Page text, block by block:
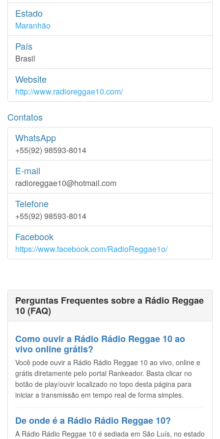
Estado
Maranhão
País
Brasil
Website
http://www.radioreggae10.com/
Contatos
WhatsApp
+55(92) 98593-8014
E-mail
radioreggae10@hotmail.com
Telefone
+55(92) 98593-8014
Facebook
https://www.facebook.com/RadioReggae1o/
Perguntas Frequentes sobre a Rádio Reggae
10 (FAQ)
Como ouvir a Rádio Rádio Reggae 10 ao
vivo online grátis?
Você pode ouvir a Rádio Rádio Reggae 10 ao vivo, online e
grátis diretamente pelo portal Rankeador. Basta clicar no
botão de play/ouvir localizado no topo desta página para
iniciar a transmissão em tempo real de forma simples.
De onde é a Rádio Rádio Reggae 10?
A Rádio Rádio Reggae 10 é sediada em São Luís, no estado